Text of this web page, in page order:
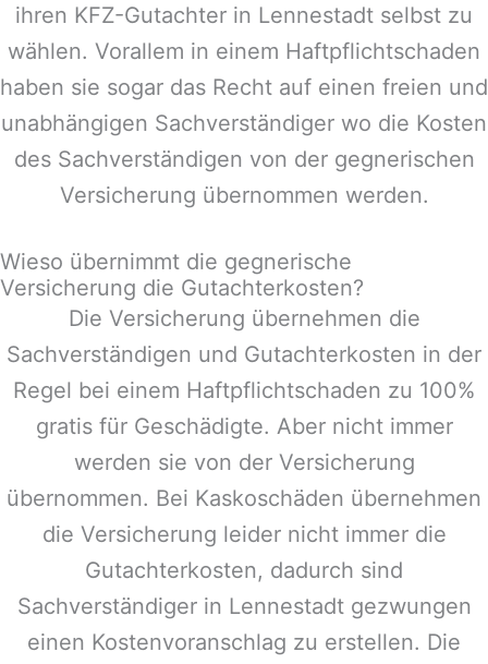
ihren KFZ-Gutachter in Lennestadt selbst zu
wählen. Vorallem in einem Haftpflichtschaden
haben sie sogar das Recht auf einen freien und
unabhängigen Sachverständiger wo die Kosten
des Sachverständigen von der gegnerischen
Versicherung übernommen werden.
Wieso übernimmt die gegnerische
Versicherung die Gutachterkosten?
Die Versicherung übernehmen die
Sachverständigen und Gutachterkosten in der
Regel bei einem Haftpflichtschaden zu 100%
gratis für Geschädigte. Aber nicht immer
werden sie von der Versicherung
übernommen. Bei Kaskoschäden übernehmen
die Versicherung leider nicht immer die
Gutachterkosten, dadurch sind
Sachverständiger in Lennestadtgezwungen
einen Kostenvoranschlag zu erstellen. Die